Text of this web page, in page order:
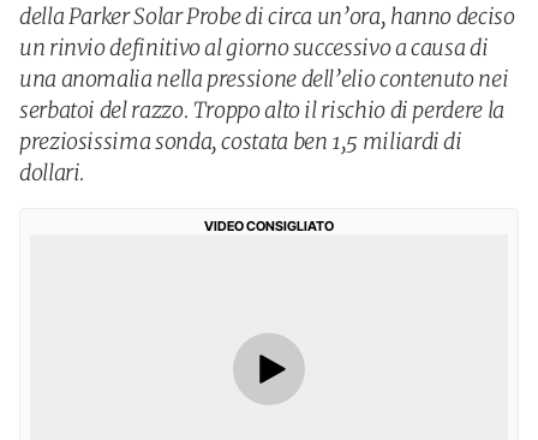
della Parker Solar Probe di circa un’ora, hanno deciso
un rinvio definitivo al giorno successivo a causa di
una anomalia nella pressione dell’elio contenuto nei
serbatoi del razzo. Troppo alto il rischio di perdere la
preziosissima sonda, costata ben 1,5 miliardi di
dollari.
VIDEO CONSIGLIATO